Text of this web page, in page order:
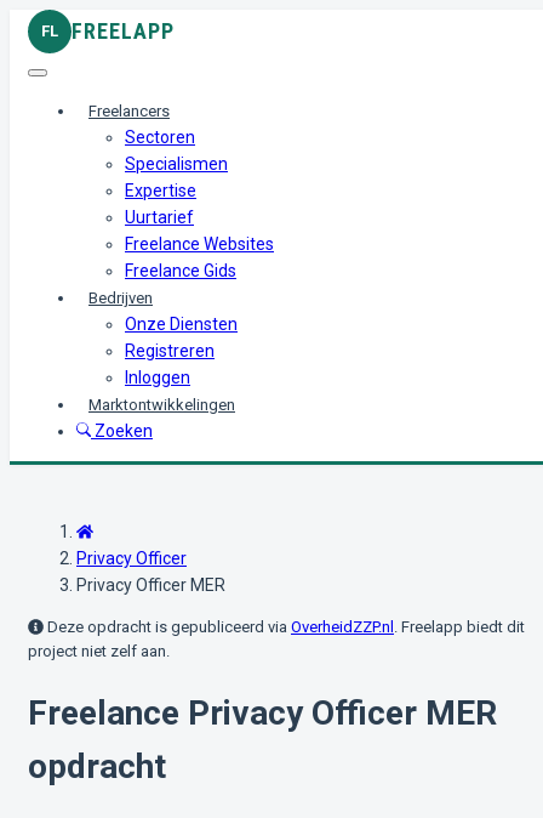
FL FREELAPP
Freelancers
Sectoren
Specialismen
Expertise
Uurtarief
Freelance Websites
Freelance Gids
Bedrijven
Onze Diensten
Registreren
Inloggen
Marktontwikkelingen
Zoeken
Privacy Officer
Privacy Officer MER
Deze opdracht is gepubliceerd via OverheidZZP.nl . Freelapp biedt dit
project niet zelf aan.
Freelance Privacy Officer MER
opdracht